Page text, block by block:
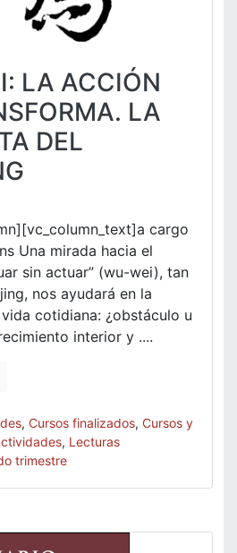
LA ACCIÓN
LA
DEL
cargo
Una mirada hacia el
sin actuar” (wu-wei), tan
nos ayudará en la
cotidiana: ¿obstáculo u
interior y ....
, Cursos finalizados, Cursos y
, Lecturas
trimestre